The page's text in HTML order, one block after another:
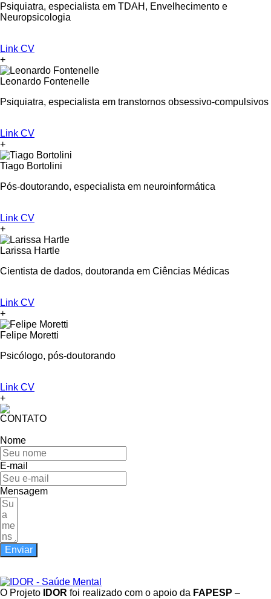
Psiquiatra, especialista em TDAH, Envelhecimento e
Neuropsicologia
Link CV
+
Leonardo Fontenelle
Psiquiatra, especialista em transtornos obsessivo-compulsivos
Link CV
+
Tiago Bortolini
Pós-doutorando, especialista em neuroinformática
Link CV
+
Larissa Hartle
Cientista de dados, doutoranda em Ciências Médicas
Link CV
+
Felipe Moretti
Psicólogo, pós-doutorando
Link CV
+
CONTATO
Nome
E-mail
Mensagem
Enviar
O Projeto IDOR foi realizado com o apoio da FAPESP –